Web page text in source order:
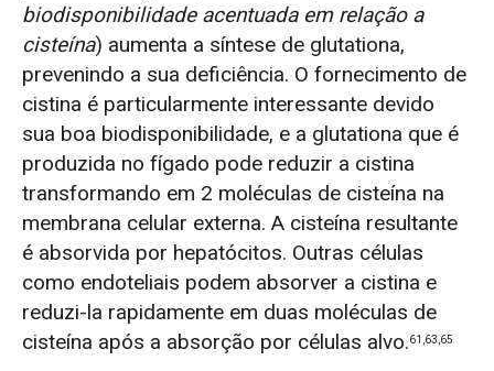
biodisponibilidade acentuada em relação a
cisteína) aumenta a síntese de glutationa,
prevenindo a sua deficiência. O fornecimento de
cistina é particularmente interessante devido
sua boa biodisponibilidade, e a glutationa que é
produzida no fígado pode reduzir a cistina
transformando em 2 moléculas de cisteína na
membrana celular externa. A cisteína resultante
é absorvida por hepatócitos. Outras células
como endoteliais podem absorver a cistina e
reduzi-la rapidamente em duas moléculas de
cisteína após a absorção por células alvo.61,63,65